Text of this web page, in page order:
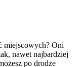
miejscowych? Oni
nawet najbardziej
po drodze